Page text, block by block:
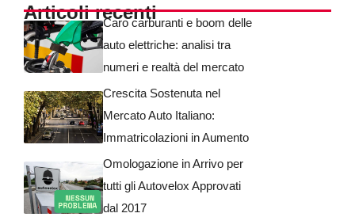
Articoli recentiCaro carburanti e boom delle
auto elettriche: analisi tra
numeri e realtà del mercato
Crescita Sostenuta nel
Mercato Auto Italiano:
Immatricolazioni in Aumento
Omologazione in Arrivo per
tutti gli Autovelox Approvati
dal 2017